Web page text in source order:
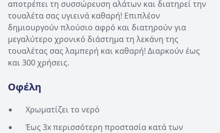
αποτρέπει τη συσσώρευση αλάτων και διατηρεί την
τουαλέτα σας υγιεινά καθαρή! Επιπλέον
δημιουργούν πλούσιο αφρό και διατηρούν για
μεγαλύτερο χρονικό διάστημα τη λεκάνη της
τουαλέτας σας λαμπερή και καθαρή! Διαρκούν έως
και 300 χρήσεις.
Οφέλη
Χρωματίζει το νερό
Έως 3x περισσότερη προστασία κατά των